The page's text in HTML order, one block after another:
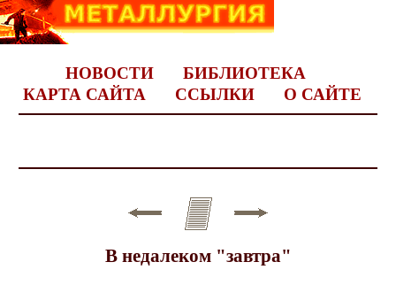
НОВОСТИ
БИБЛИОТЕКА
КАРТА САЙТА
ССЫЛКИ О САЙТЕ
В недалеком "завтра"